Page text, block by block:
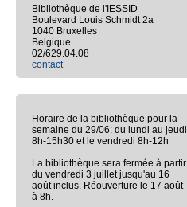
Bibliothèque de l'IESSID
Boulevard Louis Schmidt 2a
1040 Bruxelles
Belgique
02/629.04.08
contact
Horaire de la bibliothèque pour la
semaine du 29/06: du lundi au jeudi
8h-15h30 et le vendredi 8h-12h
La bibliothèque sera fermée à partir
du vendredi 3 juillet jusqu'au 16
août inclus. Réouverture le 17 août
à 8h.